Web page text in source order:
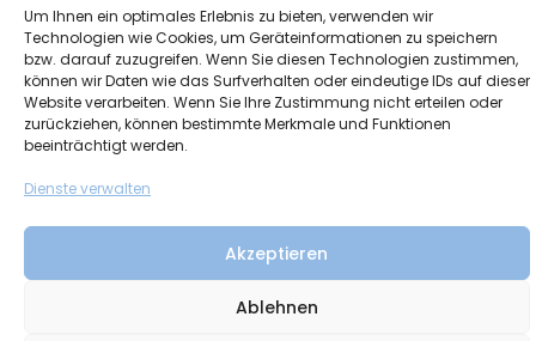
Um Ihnen ein optimales Erlebnis zu bieten, verwenden wir
Technologien wie Cookies, um Geräteinformationen zu speichern
bzw. darauf zuzugreifen. Wenn Sie diesen Technologien zustimmen,
können wir Daten wie das Surfverhalten oder eindeutige IDs auf dieser
Website verarbeiten. Wenn Sie Ihre Zustimmung nicht erteilen oder
zurückziehen, können bestimmte Merkmale und Funktionen
beeinträchtigt werden.
Dienste verwalten
Akzeptieren
Ablehnen
Copyright @ 2024 skyflowers
AGB